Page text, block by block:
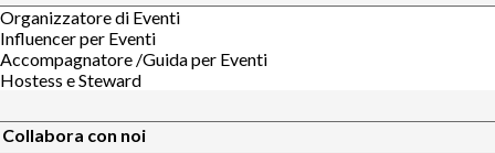
Organizzatore di Eventi
Influencer per Eventi
Accompagnatore /Guida per Eventi
Hostess e Steward
Collabora con noi